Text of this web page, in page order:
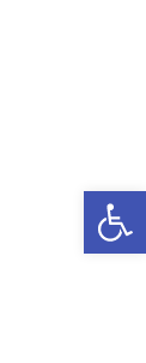
פתח סרגל נגישות